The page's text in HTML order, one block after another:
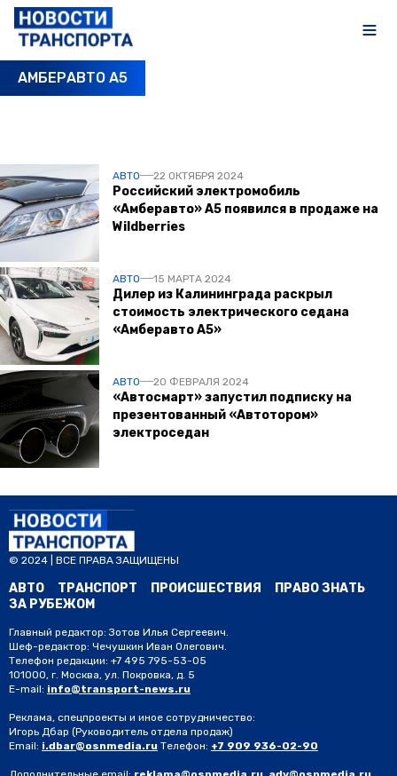
АМБЕРАВТО А5
АВТО 22 ОКТЯБРЯ 2024
Российский электромобиль
«Амберавто» А5 появился в продаже на
Wildberries
АВТО 15 МАРТА 2024
Дилер из Калининграда раскрыл
стоимость электрического седана
«Амберавто А5»
АВТО 20 ФЕВРАЛЯ 2024
«Автосмарт» запустил подписку на
презентованный «Автотором»
электроседан
© 2024 | ВСЕ ПРАВА ЗАЩИЩЕНЫ
АВТО ТРАНСПОРТ ПРОИСШЕСТВИЯ
ПРАВО ЗНАТЬ
ЗА РУБЕЖОМ
Главный редактор: Зотов Илья Сергеевич.
Шеф-редактор: Чечушкин Иван Олегович.
Телефон редакции: +7 495 795-53-05
101000, г. Москва, ул. Покровка, д. 5
E-mail: info@transport-news.ru
Реклама, спецпроекты и иное сотрудничество:
Игорь Дбар (Руководитель отдела продаж)
Email: i.dbar@osnmedia.ru Телефон: +7 909 936-02-90